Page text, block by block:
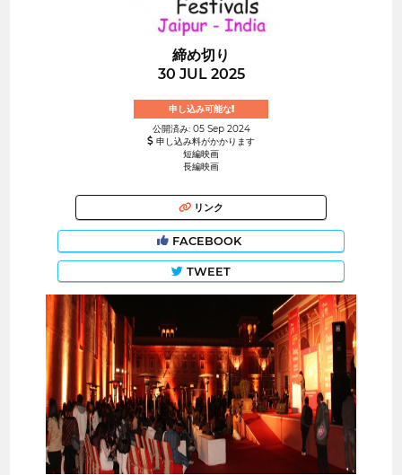
締め切り
30 JUL 2025
申し込み可能な!
公開済み: 05 Sep 2024
申し込み料がかかります
短編映画
長編映画
リンク
FACEBOOK
TWEET